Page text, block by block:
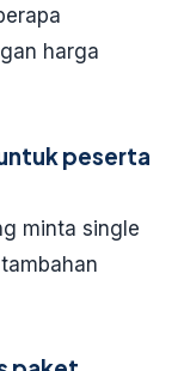
harga
peserta
minta single